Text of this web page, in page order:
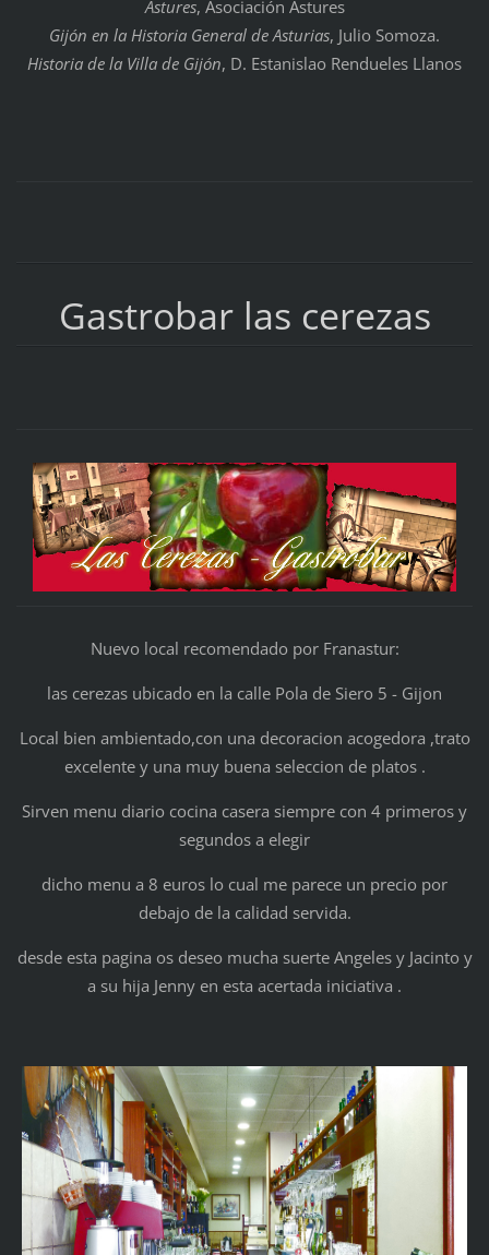
Astures, Asociación Astures
Gijón en la Historia General de Asturias, Julio Somoza.
Historia de la Villa de Gijón, D. Estanislao Rendueles Llanos
Gastrobar las cerezas
Nuevo local recomendado por Franastur:
las cerezas ubicado en la calle Pola de Siero 5 - Gijon
Local bien ambientado,con una decoracion acogedora ,trato
excelente y una muy buena seleccion de platos .
Sirven menu diario cocina casera siempre con 4 primeros y
segundos a elegir
dicho menu a 8 euros lo cual me parece un precio por
debajo de la calidad servida.
desde esta pagina os deseo mucha suerte Angeles y Jacinto y
a su hija Jenny en esta acertada iniciativa .